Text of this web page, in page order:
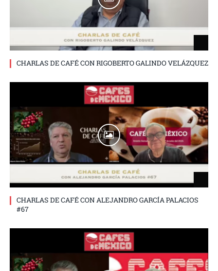
CHARLAS DE CAFÉ CON RIGOBERTO GALINDO VELÁZQUEZ
CHARLAS DE CAFÉ CON ALEJANDRO GARCÍA PALACIOS
#67